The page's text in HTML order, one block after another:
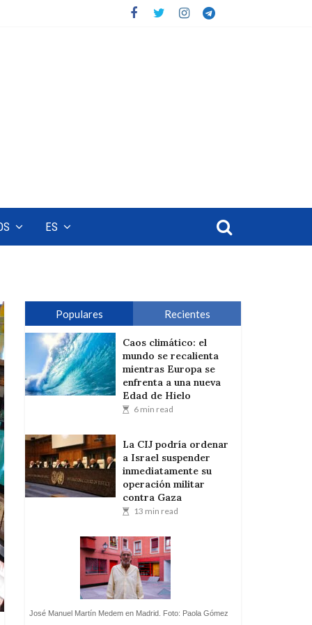
ES
Populares Recientes
Caos climático: el
mundo se recalienta
mientras Europa se
enfrenta a una nueva
Edad de Hielo
6 min read
La CIJ podría ordenar
a Israel suspender
inmediatamente su
operación militar
contra Gaza
13 min read
José Manuel Martín Medem en Madrid. Foto: Paola Gómez